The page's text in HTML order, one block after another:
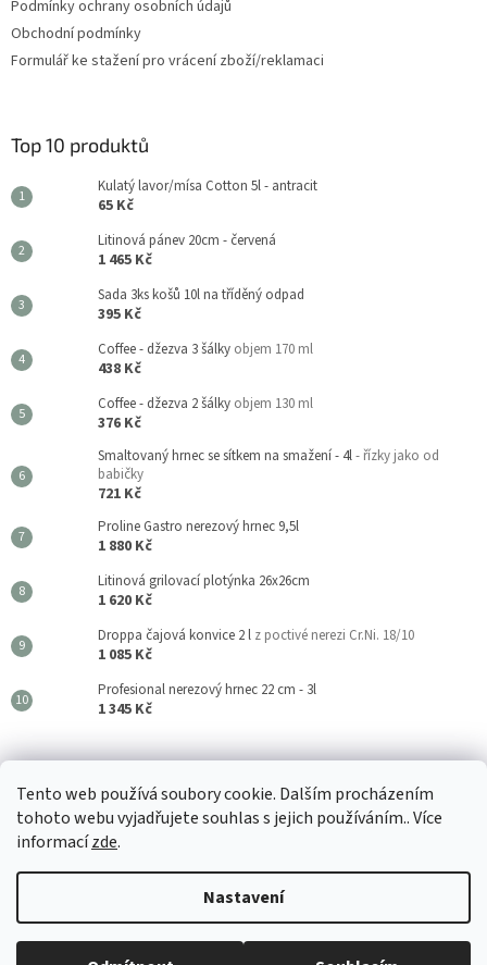
Tento web používá soubory cookie. Dalším procházením
tohoto webu vyjadřujete souhlas s jejich používáním.. Více
informacízde.
Nastavení
🚚 Odesíláme do 24 hodin 📦 Vše 100% skladem v našem velkoobchodu
Podmínky ochrany osobních údajů
Obchodní podmínky
Formulář ke stažení pro vrácení zboží/reklamaci
Top 10 produktů
Kulatý lavor/mísa Cotton 5l - antracit
65 Kč
Litinová pánev 20cm - červená
1 465 Kč
Sada 3ks košů 10l na tříděný odpad
395 Kč
Coffee - džezva 3 šálky objem 170 ml
438 Kč
Coffee - džezva 2 šálky objem 130 ml
376 Kč
Smaltovaný hrnec se sítkem na smažení - 4l- řízky jako od
babičky
721 Kč
Proline Gastro nerezový hrnec 9,5l
1 880 Kč
Litinová grilovací plotýnka 26x26cm
1 620 Kč
Droppa čajová konvice 2 l z poctivé nerezi Cr.Ni. 18/10
1 085 Kč
Profesional nerezový hrnec 22 cm - 3l
1 345 Kč
Copyright 2026Kouzla Kuchyně. Všechna práva vyhrazena.Upravit